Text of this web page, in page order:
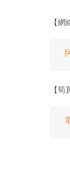
【網
【筍